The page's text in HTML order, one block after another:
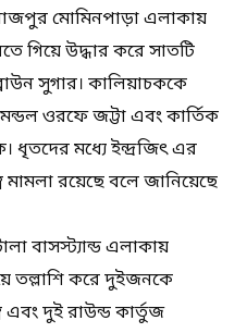
মোমিনপাড়া এলাকায়
গিয়ে উদ্ধার করে সাতটি
সুগার। কালিয়াচককে
ওরফে জট্টা এবং কার্তিক
ধৃতদের মধ্যে ইন্দ্রজিৎ এর
রয়েছে বলে জানিয়েছে
বাসস্ট্যান্ড এলাকায়
তল্লাশি করে দুইজনকে
এবং দুই রাউন্ড কার্তুজ